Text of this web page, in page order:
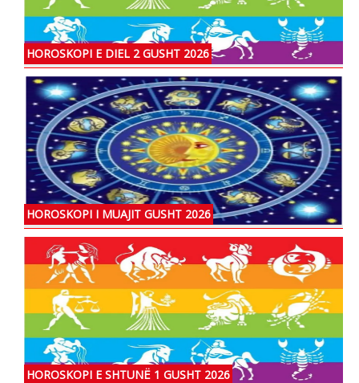
HOROSKOPI E DIEL 2 GUSHT 2026
HOROSKOPI I MUAJIT GUSHT 2026
HOROSKOPI E SHTUNË 1 GUSHT 2026